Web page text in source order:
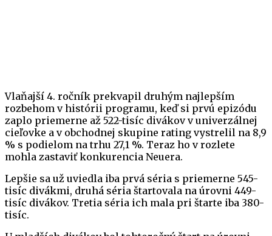
Vlaňajší 4. ročník prekvapil druhým najlepším
rozbehom v histórii programu, keď si prvú epizódu
zaplo priemerne až 522-tisíc divákov v univerzálnej
cieľovke a v obchodnej skupine rating vystrelil na 8,9
% s podielom na trhu 27,1 %. Teraz ho v rozlete
mohla zastaviť konkurencia Neuera.
Lepšie sa už uviedla iba prvá séria s priemerne 545-
tisíc divákmi, druhá séria štartovala na úrovni 449-
tisíc divákov. Tretia séria ich mala pri štarte iba 380-
tisíc.